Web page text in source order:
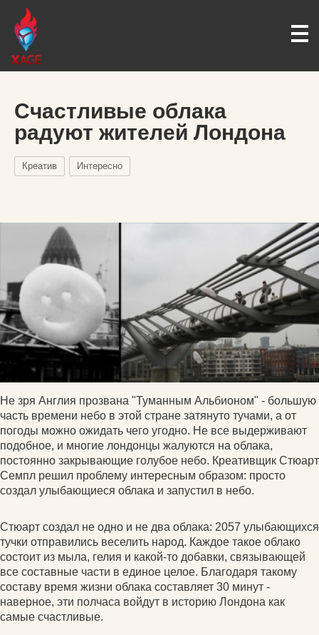
Счастливые облака
радуют жителей Лондона
Креатив Интересно
Не зря Англия прозвана "Туманным Альбионом" - большую
часть времени небо в этой стране затянуто тучами, а от
погоды можно ожидать чего угодно. Не все выдерживают
подобное, и многие лондонцы жалуются на облака,
постоянно закрывающие голубое небо. Креативщик Стюарт
Семпл решил проблему интересным образом: просто
создал улыбающиеся облака и запустил в небо.
Стюарт создал не одно и не два облака: 2057 улыбающихся
тучки отправились веселить народ. Каждое такое облако
состоит из мыла, гелия и какой-то добавки, связывающей
все составные части в единое целое. Благодаря такому
составу время жизни облака составляет 30 минут -
наверное, эти полчаса войдут в историю Лондона как
самые счастливые.